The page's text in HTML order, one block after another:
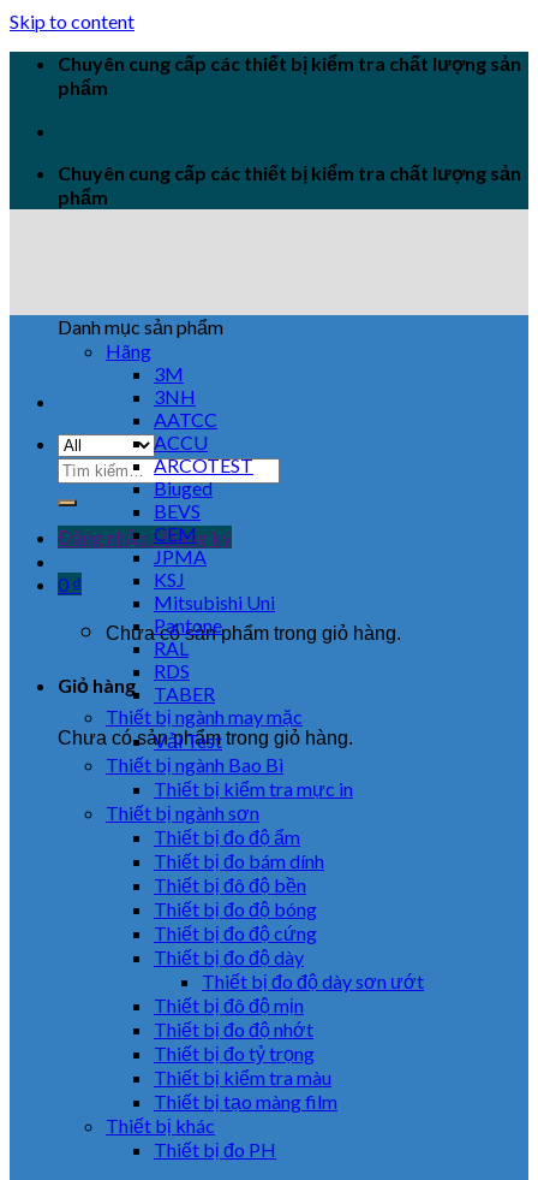
Skip to content
Chuyên cung cấp các thiết bị kiểm tra chất lượng sản
phẩm
Chuyên cung cấp các thiết bị kiểm tra chất lượng sản
phẩm
Đăng nhập / Đăng ký
0 ₫
Chưa có sản phẩm trong giỏ hàng.
Giỏ hàng
Chưa có sản phẩm trong giỏ hàng.
Danh mục sản phẩm
Hãng
3M
3NH
AATCC
ACCU
ARCOTEST
Biuged
BEVS
CEM
JPMA
KSJ
Mitsubishi Uni
Pantone
RAL
RDS
TABER
Thiết bị ngành may mặc
Vải Test
Thiết bị ngành Bao Bì
Thiết bị kiểm tra mực in
Thiết bị ngành sơn
Thiết bị đo độ ẩm
Thiết bị đo bám dính
Thiết bị đô độ bền
Thiết bị đo độ bóng
Thiết bị đo độ cứng
Thiết bị đo độ dày
Thiết bị đo độ dày sơn ướt
Thiết bị đô độ mịn
Thiết bị đo độ nhớt
Thiết bị đo tỷ trọng
Thiết bị kiểm tra màu
Thiết bị tạo màng film
Thiết bị khác
Thiết bị đo PH